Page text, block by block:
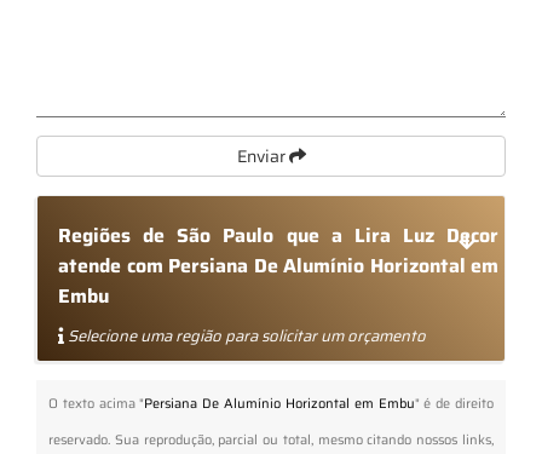
Enviar
Regiões de São Paulo que a Lira Luz Decor
atende com Persiana De Alumínio Horizontal em
Embu
Selecione uma região para solicitar um orçamento
O texto acima "Persiana De Alumínio Horizontal em Embu" é de direito
reservado. Sua reprodução, parcial ou total, mesmo citando nossos links,